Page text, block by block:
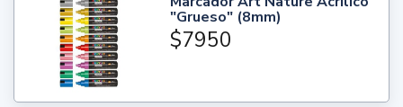
"Grueso" (8mm)
$7950